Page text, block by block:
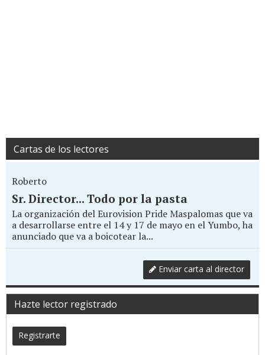
Cartas de los lectores
Roberto
Sr. Director... Todo por la pasta
La organización del Eurovision Pride Maspalomas que va
a desarrollarse entre el 14 y 17 de mayo en el Yumbo, ha
anunciado que va a boicotear la...
Enviar carta al director
Hazte lector registrado
Registrarte